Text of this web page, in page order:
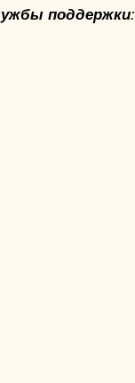
поддержки: